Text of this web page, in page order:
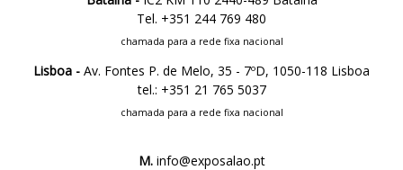
Tel. +351 244 769 480
chamada para a rede fixa nacional
Lisboa - Av. Fontes P. de Melo, 35 - 7ºD, 1050-118 Lisboa
tel.: +351 21 765 5037
chamada para a rede fixa nacional
M.info@exposalao.pt